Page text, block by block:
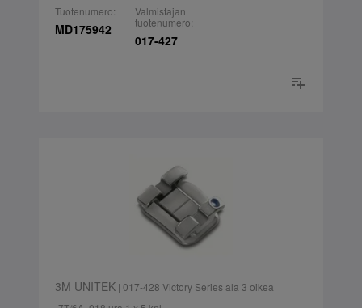
Tuotenumero:
MD175942
Valmistajan
tuotenumero:
017-427
3M UNITEK| 017-428 Victory Series ala 3 oikea